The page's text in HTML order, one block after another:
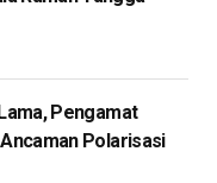
Pengamat
Polarisasi